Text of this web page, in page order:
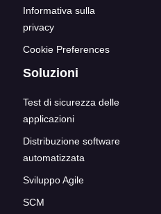
Informativa sulla
privacy
Cookie Preferences
Soluzioni
Test di sicurezza delle
applicazioni
Distribuzione software
automatizzata
Sviluppo Agile
SCM